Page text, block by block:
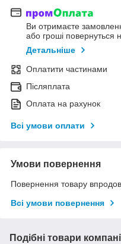
Ви отримаєте
або гроші повернуться
Детальніше
Оплатити частинами
Післяплата
Оплата на рахунок
Всі умови оплати
Умови повернення
Повернення товару
Всі умови повернення
Подібні товари